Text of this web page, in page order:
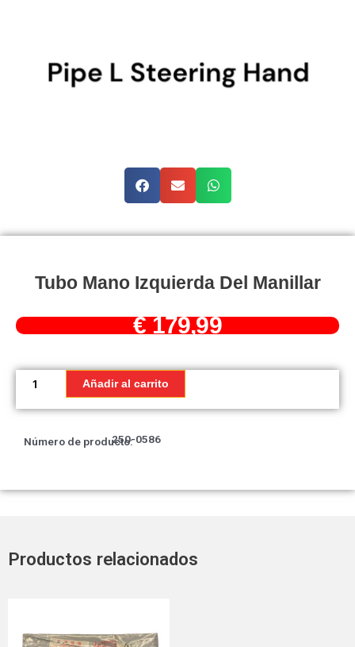
Tubo Mano Izquierda Del Manillar
€179,99
Tubo
Mano
del
Añadir al carrito
Número de producto:250-0586
Productos relacionados